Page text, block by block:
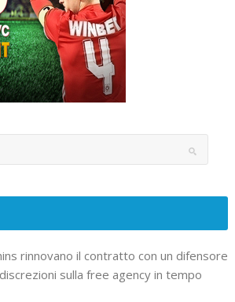
rinnovano il contratto con un difensore
sulla free agency in tempo